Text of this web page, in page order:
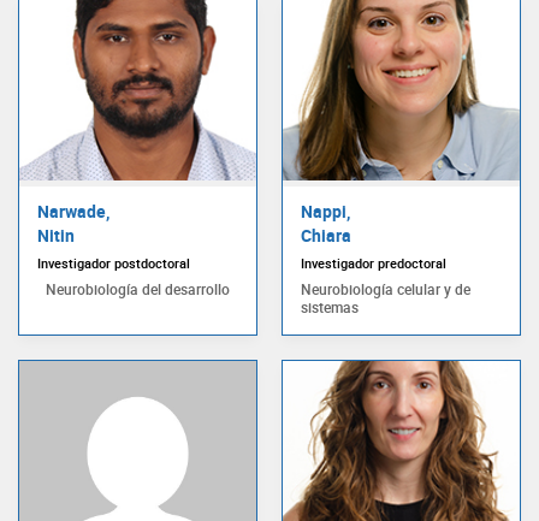
Narwade,
Nitin
Investigador postdoctoral
Neurobiología del desarrollo
Nappi,
Chiara
Investigador predoctoral
Neurobiología celular y de
sistemas